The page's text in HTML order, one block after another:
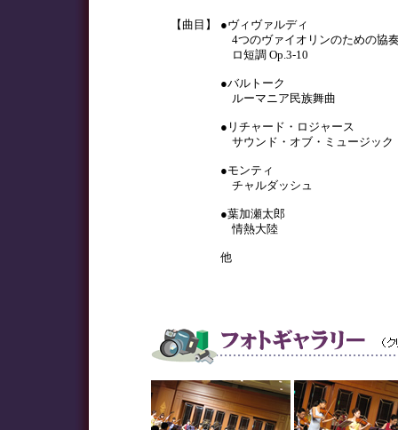
【曲目】
●ヴィヴァルディ
4つのヴァイオリンのための協
ロ短調 Op.3-10
●バルトーク
ルーマニア民族舞曲
●リチャード・ロジャース
サウンド・オブ・ミュージッ
●モンティ
チャルダッシュ
●葉加瀬太郎
情熱大陸
他